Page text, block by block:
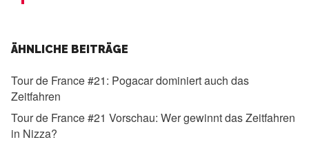
ÄHNLICHE BEITRÄGE
Tour de France #21: Pogacar dominiert auch das
Zeitfahren
Tour de France #21 Vorschau: Wer gewinnt das Zeitfahren
in Nizza?